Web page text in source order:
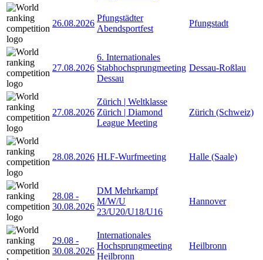
26.08.2026
Pfungstädter
Abendsportfest
Pfungstadt
27.08.2026
6. Internationales
Stabhochsprungmeeting
Dessau
Dessau-Roßlau
27.08.2026
Zürich | Weltklasse
Zürich | Diamond
League Meeting
Zürich (Schweiz)
28.08.2026 HLF-Wurfmeeting Halle (Saale)
28.08 -
30.08.2026
DM Mehrkampf
M/W/U
23/U20/U18/U16
Hannover
29.08 -
30.08.2026
Internationales
Hochsprungmeeting
Heilbronn
Heilbronn